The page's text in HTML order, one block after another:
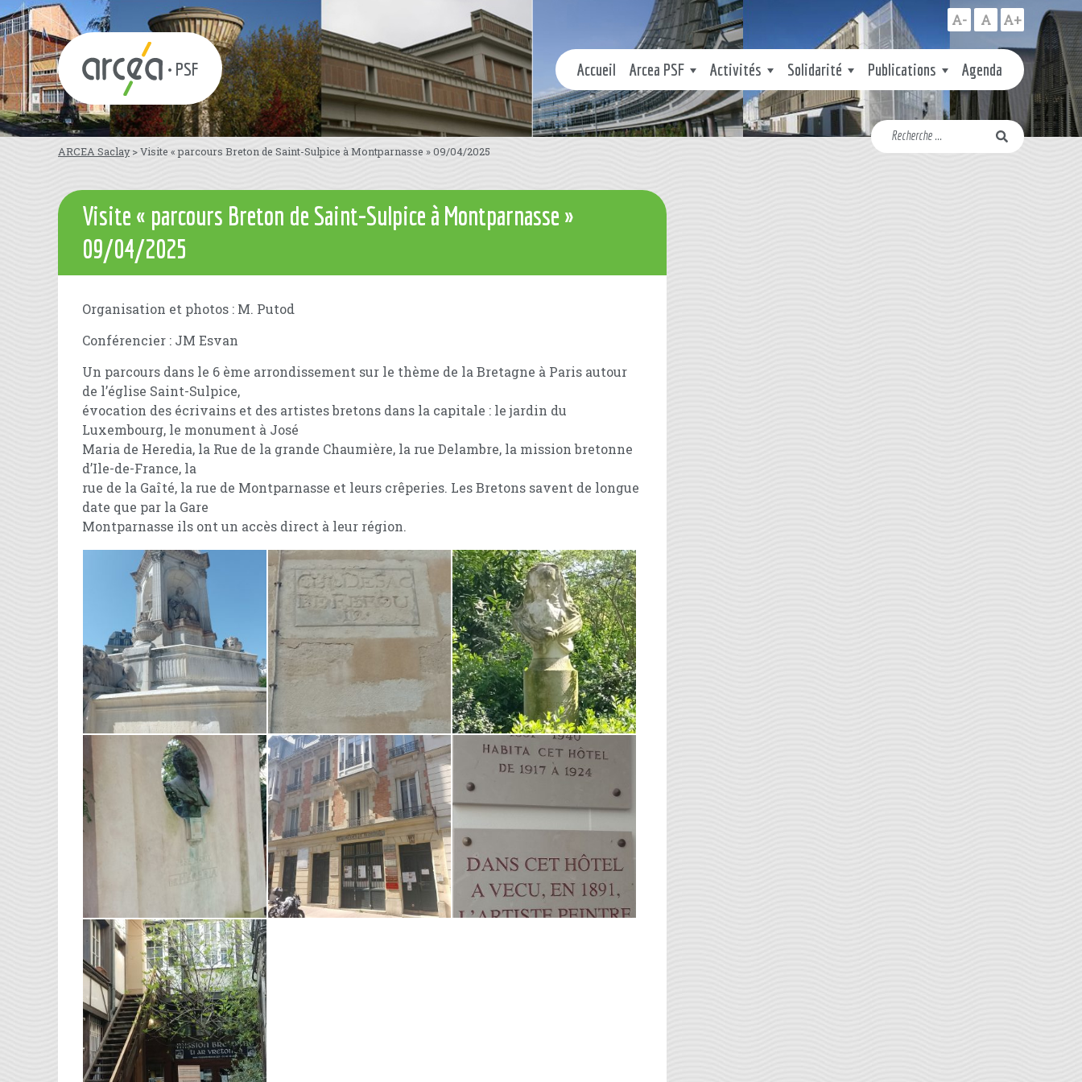
• PSF Accueil Arcea PSF Activités Solidarité Publications Agenda
A- A A+
ARCEA Saclay>Visite « parcours Breton de Saint-Sulpice à Montparnasse » 09/04/2025
Visite « parcours Breton de Saint-Sulpice à Montparnasse »
09/04/2025
Organisation et photos : M. Putod
Conférencier : JM Esvan
Un parcours dans le 6 ème arrondissement sur le thème de la Bretagne à Paris autour
de l’église Saint-Sulpice,
évocation des écrivains et des artistes bretons dans la capitale : le jardin du
Luxembourg, le monument à José
Maria de Heredia, la Rue de la grande Chaumière, la rue Delambre, la mission bretonne
d’Ile-de-France, la
rue de la Gaîté, la rue de Montparnasse et leurs crêperies. Les Bretons savent de longue
date que par la Gare
Montparnasse ils ont un accès direct à leur région.